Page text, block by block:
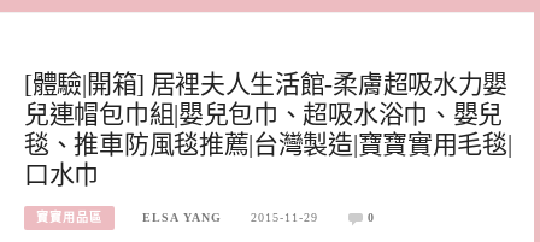
[體驗|開箱] 居裡夫人生活館-柔膚超吸水力嬰
兒連帽包巾組|嬰兒包巾、超吸水浴巾、嬰兒
毯、推車防風毯推薦|台灣製造|寶寶實用毛毯|
口水巾
寶寶用品區 ELSA YANG 2015-11-29 0